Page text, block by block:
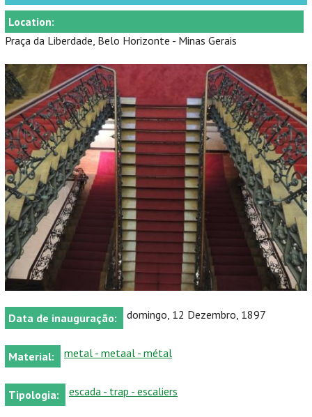
Location:
Praça da Liberdade, Belo Horizonte - Minas Gerais
Data de inauguração: domingo, 12 Dezembro, 1897
Material: metal - metaal - métal
Tipologia: escada - trap - escaliers